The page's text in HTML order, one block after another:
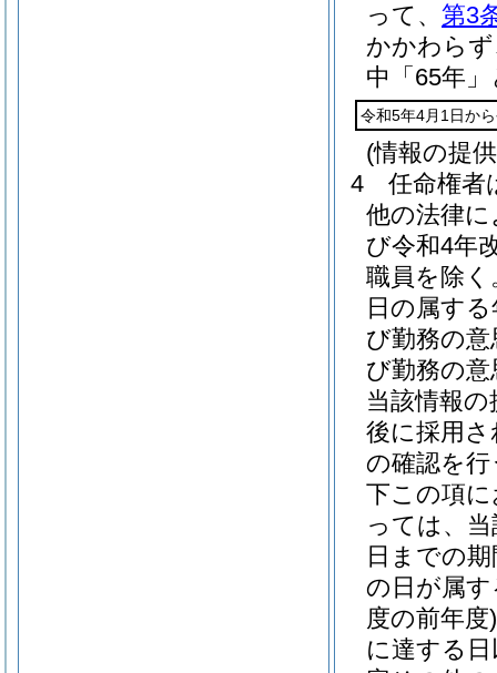
って、 第3
かかわら
中「65年
令和5年4月1日か
(情報の提
4
任命権者
他の法律
び令和4年
職員を除
日の属す
び勤務の
び勤務の
当該情報
後に採用
の確認を
下この項
っては、
日までの
の日が属
度の前年度)
に達する